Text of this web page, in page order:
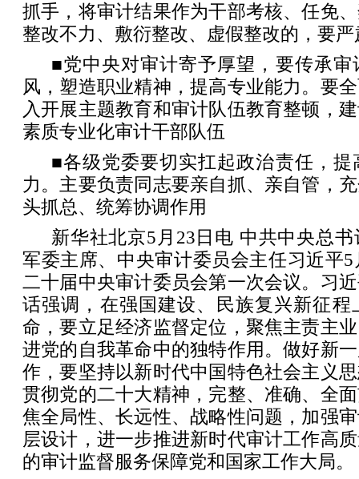
抓手，将审计结果作为干部考核、任免
整改不力、敷衍整改、虚假整改的，要严
■党中央对审计寄予厚望，要传承
风，塑造职业精神，提高专业能力。要
入开展主题教育和审计队伍教育整顿，
素质专业化审计干部队伍
■各级党委要切实扛起政治责任，
力。主要负责同志要亲自抓、亲自管，
头抓总、统筹协调作用
新华社北京5月23日电 中共中央总
军委主席、中央审计委员会主任习近平
二十届中央审计委员会第一次会议。习
话强调，在强国建设、民族复兴新征程
命，要立足经济监督定位，聚焦主责主
进党的自我革命中的独特作用。做好新
作，要坚持以新时代中国特色社会主义
贯彻党的二十大精神，完整、准确、全
焦全局性、长远性、战略性问题，加强
层设计，进一步推进新时代审计工作高
的审计监督服务保障党和国家工作大局。